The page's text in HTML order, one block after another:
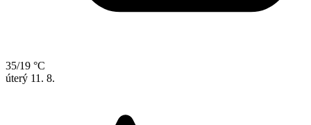
35/19 °C
úterý 11. 8.